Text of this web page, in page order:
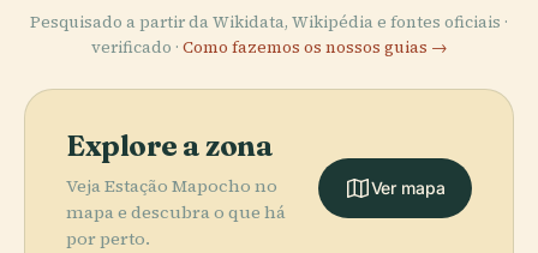
Pesquisado a partir da Wikidata, Wikipédia e fontes oficiais ·
verificado · Como fazemos os nossos guias →
Explore a zona
Veja Estação Mapocho no
mapa e descubra o que há
por perto.
Ver mapa